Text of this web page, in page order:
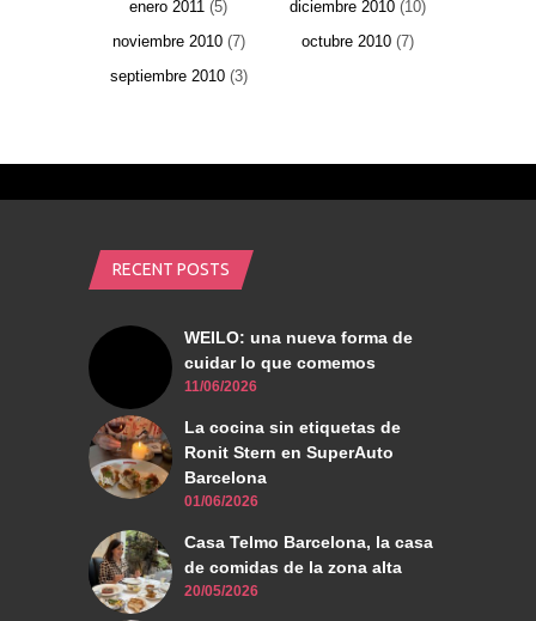
enero 2011 (5) diciembre 2010 (10)
noviembre 2010(7) octubre 2010 (7)
septiembre 2010(3)
RECENT POSTS
WEILO: una nueva forma de
cuidar lo que comemos
11/06/2026
La cocina sin etiquetas de
Ronit Stern en SuperAuto
Barcelona
01/06/2026
Casa Telmo Barcelona, la casa
de comidas de la zona alta
20/05/2026